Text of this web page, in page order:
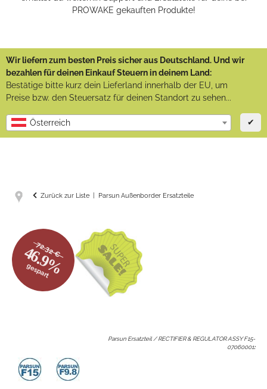
PROWAKE gekauften Produkte!
Wir liefern zum besten Preis sicher aus Deutschland. Und wir
bezahlen für deinen Einkauf Steuern in deinem Land:
Bestätige bitte kurz dein Lieferland innerhalb der EU, um
Preise bzw. den Steuersatz für deinen Standort zu sehen...
Österreich ✔
Zurück zur Liste Parsun Außenborder Ersatzteile
72.32 €
46.9%
gespart
Parsun Ersatzteil / RECTIFIER & REGULATOR ASSY F15-
07060001: